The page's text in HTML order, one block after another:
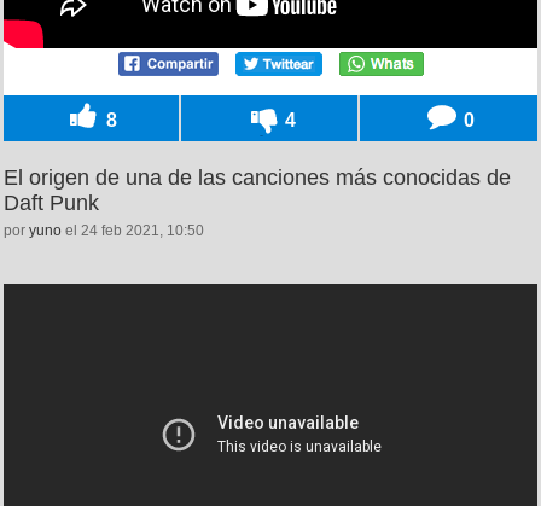
8 4 0
El origen de una de las canciones más conocidas de
Daft Punk
por yuno el 24 feb 2021, 10:50